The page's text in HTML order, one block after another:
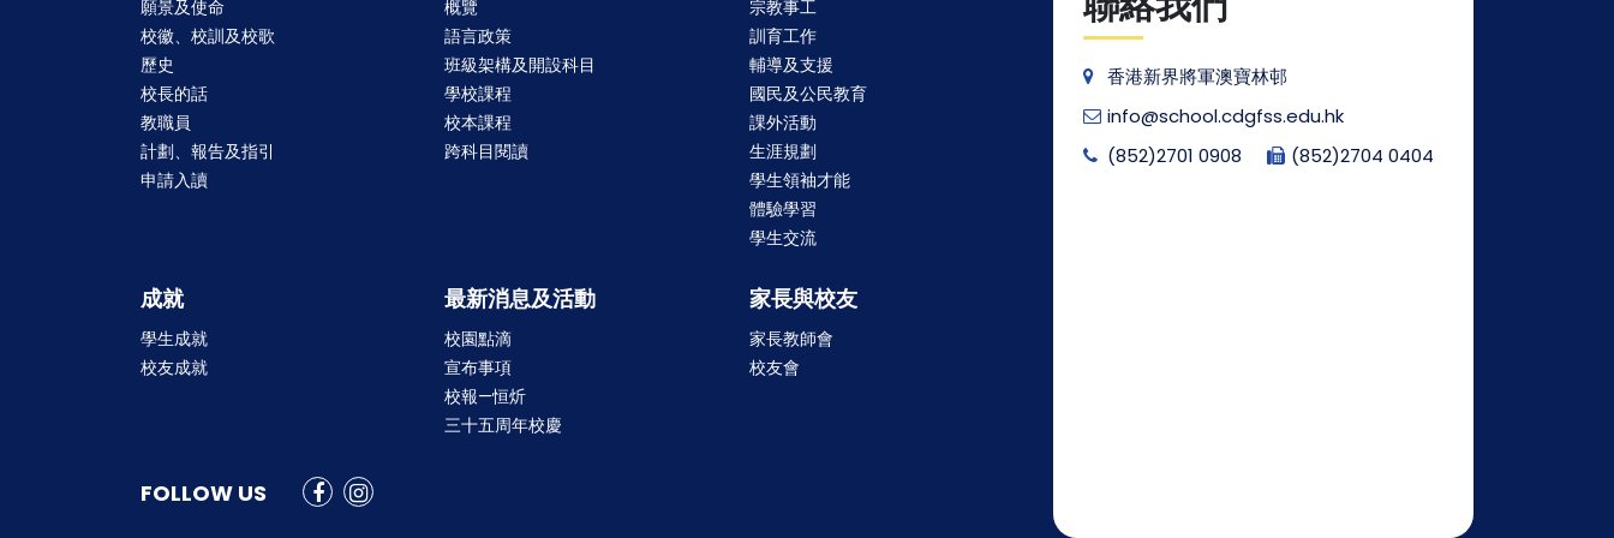
願景及使命
校徽、校訓及校歌
歷史
校長的話
教職員
計劃、報告及指引
申請入讀
概覽
語言政策
班級架構及開設科目
學校課程
校本課程
跨科目閱讀
宗教事工
訓育工作
輔導及支援
國民及公民教育
課外活動
生涯規劃
學生領袖才能
體驗學習
學生交流
成就
學生成就
校友成就
最新消息及活動
校園點滴
宣布事項
校報—恒炘
三十五周年校慶
家長與校友
家長教師會
校友會
FOLLOW US
香港新界將軍澳寶林邨
info@school.cdgfss.edu.hk
(852)2701 0908
(852)2704 0404